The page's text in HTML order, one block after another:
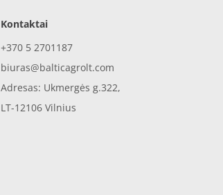
Kontaktai
+370 5 2701187
biuras@balticagrolt.com
Adresas: Ukmergės g.322,
LT-12106 Vilnius